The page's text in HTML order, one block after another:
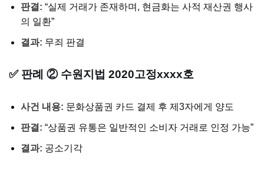
판결: “실제 거래가 존재하며, 현금화는 사적 재산권 행사
의 일환”
결과: 무죄 판결
✅ 판례 ② 수원지법 2020고정xxxx호
사건 내용: 문화상품권 카드 결제 후 제3자에게 양도
판결: “상품권 유통은 일반적인 소비자 거래로 인정 가능”
결과: 공소기각